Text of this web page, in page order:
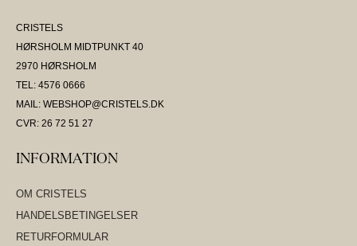
CRISTELS
HØRSHOLM MIDTPUNKT 40
2970 HØRSHOLM
TEL: 4576 0666
MAIL: WEBSHOP@CRISTELS.DK
CVR: 26 72 51 27
INFORMATION
OM CRISTELS
HANDELSBETINGELSER
RETURFORMULAR